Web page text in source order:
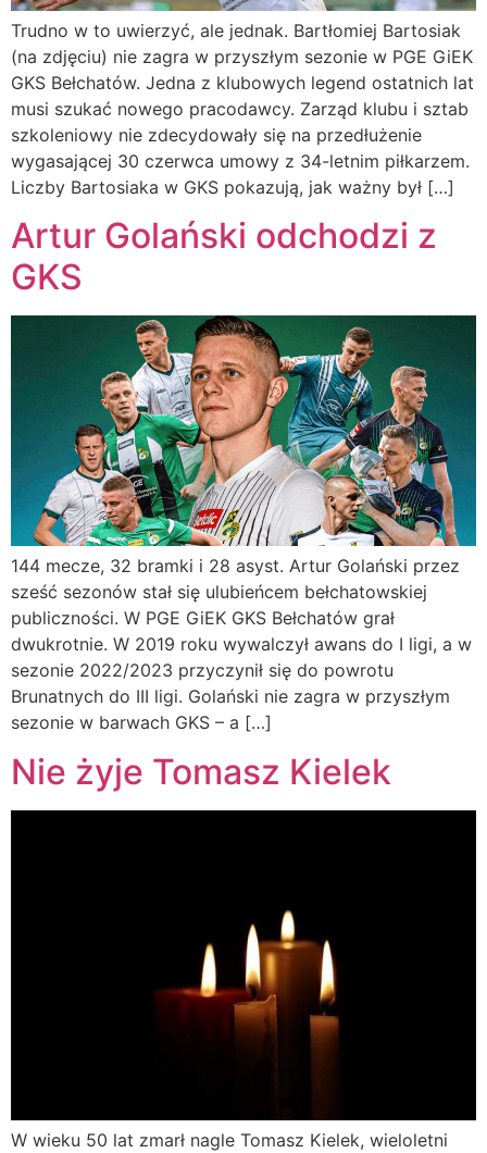
Trudno w to uwierzyć, ale jednak. Bartłomiej Bartosiak
(na zdjęciu) nie zagra w przyszłym sezonie w PGE GiEK
GKS Bełchatów. Jedna z klubowych legend ostatnich lat
musi szukać nowego pracodawcy. Zarząd klubu i sztab
szkoleniowy nie zdecydowały się na przedłużenie
wygasającej 30 czerwca umowy z 34-letnim piłkarzem.
Liczby Bartosiaka w GKS pokazują, jak ważny był […]
Artur Golański odchodzi z
GKS
144 mecze, 32 bramki i 28 asyst. Artur Golański przez
sześć sezonów stał się ulubieńcem bełchatowskiej
publiczności. W PGE GiEK GKS Bełchatów grał
dwukrotnie. W 2019 roku wywalczył awans do I ligi, a w
sezonie 2022/2023 przyczynił się do powrotu
Brunatnych do III ligi. Golański nie zagra w przyszłym
sezonie w barwach GKS – a […]
Nie żyje Tomasz Kielek
W wieku 50 lat zmarł nagle Tomasz Kielek, wieloletni